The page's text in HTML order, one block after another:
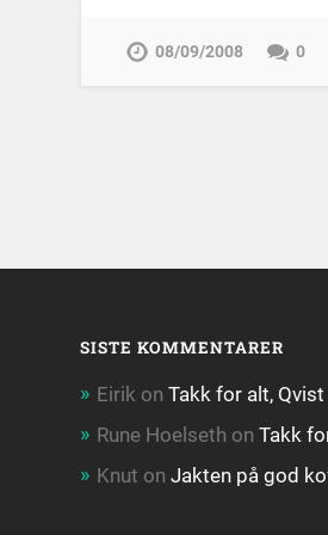
08/09/2008 0
SISTE KOMMENTARER
Eirik onTakk for alt, Qvist
Rune Hoelseth onTakk
Knut onJakten på god